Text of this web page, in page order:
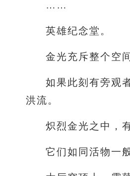
……
英雄纪念堂。
金光充斥整个空
如果此刻有旁观
洪流。
炽烈金光之中，
它们如同活物一